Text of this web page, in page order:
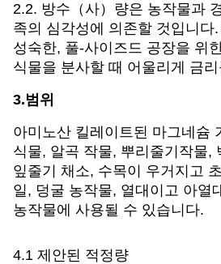
2.2. 방수（사）량은 농작물과
족의 심각성에 의존할 것입니다
성숙한, 풀-사이즈드 공장을 위
식물을 분사할 때 어울리게 금
3.범위
아미노산 킬레이트된 마그네슘
식물, 알곡 작물, 뿌리줄기작물,
잎줄기 채소, 수목이 우거지고
일, 덩굴 농작물, 열대이고 아열
농작물에 사용될 수 있습니다.
4.1 제안된 적정량